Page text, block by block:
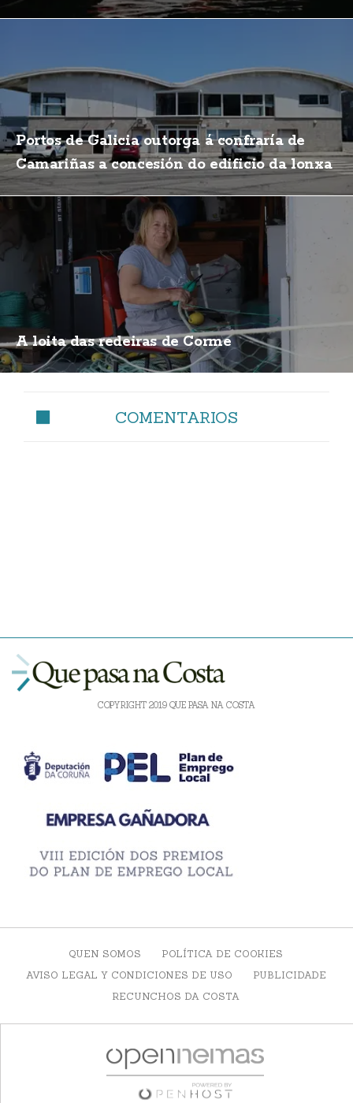
Portos de Galicia outorga á confraría de
Camariñas a concesión do edificio da lonxa
A loita das redeiras de Corme
COMENTARIOS
COPYRIGHT 2019 QUE PASA NA COSTA
QUEN SOMOS
POLÍTICA DE COOKIES
AVISO LEGAL Y CONDICIONES DE USO
PUBLICIDADE
RECUNCHOS DA COSTA